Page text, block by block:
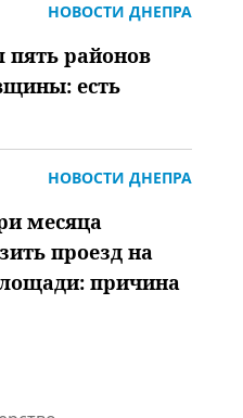
НОВОСТИ ДНЕПРА
пять районов
есть
НОВОСТИ ДНЕПРА
месяца
проезд на
причина